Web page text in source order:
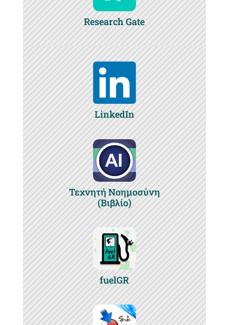
Research Gate
LinkedIn
Τεχνητή Νοημοσύνη
(Βιβλίο)
fuelGR